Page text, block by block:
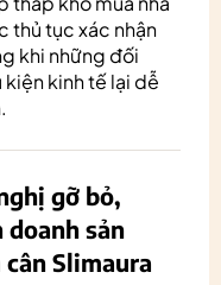
thủ tục xác nhận
khi những đối
kinh tế lại dễ
gỡ bỏ,
sản
Slimaura